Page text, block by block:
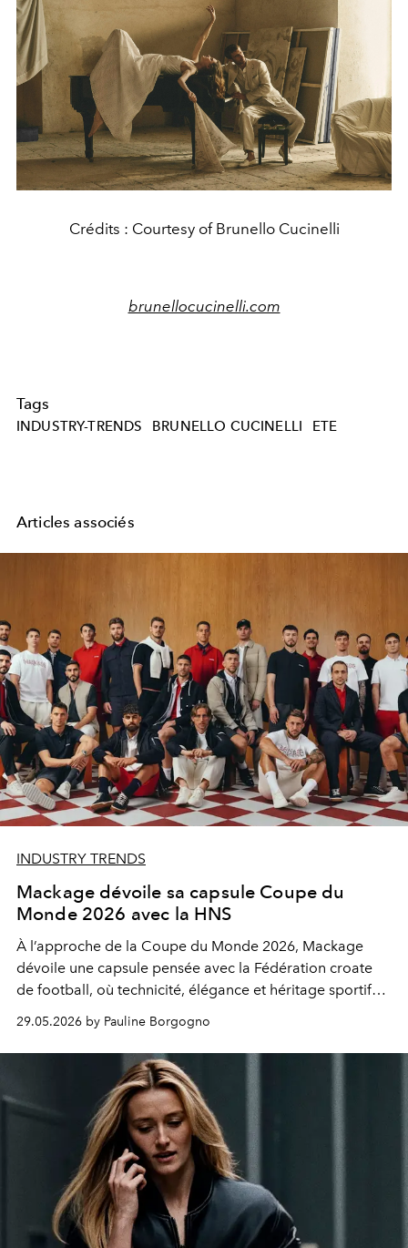
Crédits : Courtesy of Brunello Cucinelli
brunellocucinelli.com
Tags
INDUSTRY-TRENDS BRUNELLO CUCINELLI ETE
Articles associés
INDUSTRY TRENDS
Mackage dévoile sa capsule Coupe du
Monde 2026 avec la HNS
À l’approche de la Coupe du Monde 2026, Mackage
dévoile une capsule pensée avec la Fédération croate
de football, où technicité, élégance et héritage sportif
dialoguent dans une esthétique maîtrisée.
29.05.2026 by Pauline Borgogno